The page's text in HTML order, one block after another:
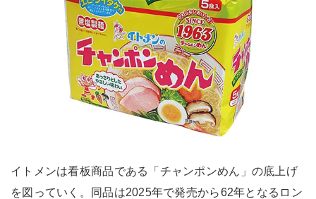
イトメンは看板商品である「チャンポンめん」の底上げ
を図っていく。同品は2025年で発売から62年となるロン